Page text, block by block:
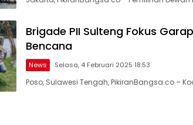
Brigade PII Sulteng Fokus
Bencana
News Selasa, 4 Februari 2025 18:53
Poso, Sulawesi Tengah, PikiranBangsa.co –